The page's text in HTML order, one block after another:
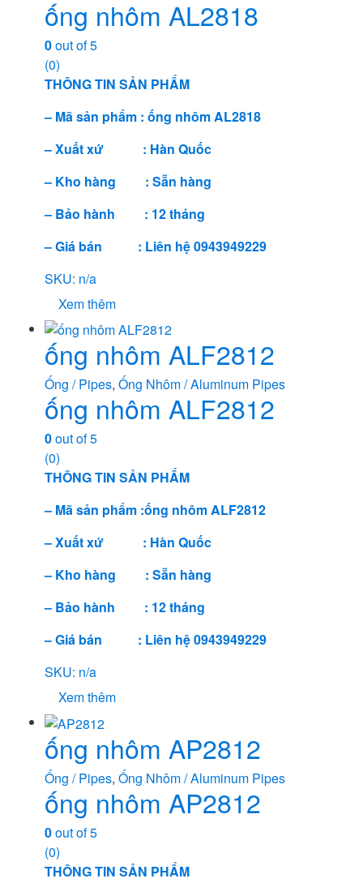
ống nhôm AL2818
0out of 5
(0)
THÔNG TIN SẢN PHẨM
– Mã sản phẩm : ống nhôm AL2818
– Xuất xứ : Hàn Quốc
– Kho hàng : Sẵn hàng
– Bảo hành : 12 tháng
– Giá bán : Liên hệ 0943949229
SKU: n/a
Xem thêm
ống nhôm ALF2812
Ống / Pipes, Ống Nhôm / Aluminum Pipes
ống nhôm ALF2812
0out of 5
(0)
THÔNG TIN SẢN PHẨM
– Mã sản phẩm :ống nhôm ALF2812
– Xuất xứ : Hàn Quốc
– Kho hàng : Sẵn hàng
– Bảo hành : 12 tháng
– Giá bán : Liên hệ 0943949229
SKU: n/a
Xem thêm
ống nhôm AP2812
Ống / Pipes, Ống Nhôm / Aluminum Pipes
ống nhôm AP2812
0out of 5
(0)
THÔNG TIN SẢN PHẨM